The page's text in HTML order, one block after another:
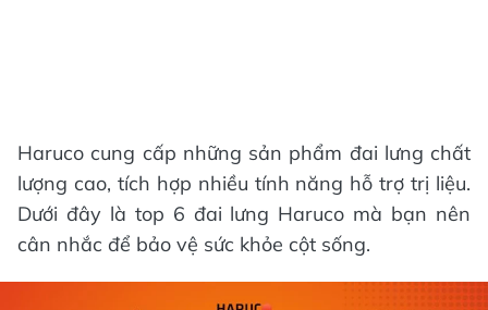
Haruco cung cấp những sản phẩm đai lưng chất
lượng cao, tích hợp nhiều tính năng hỗ trợ trị liệu.
Dưới đây là top 6 đai lưng Haruco mà bạn nên
cân nhắc để bảo vệ sức khỏe cột sống.